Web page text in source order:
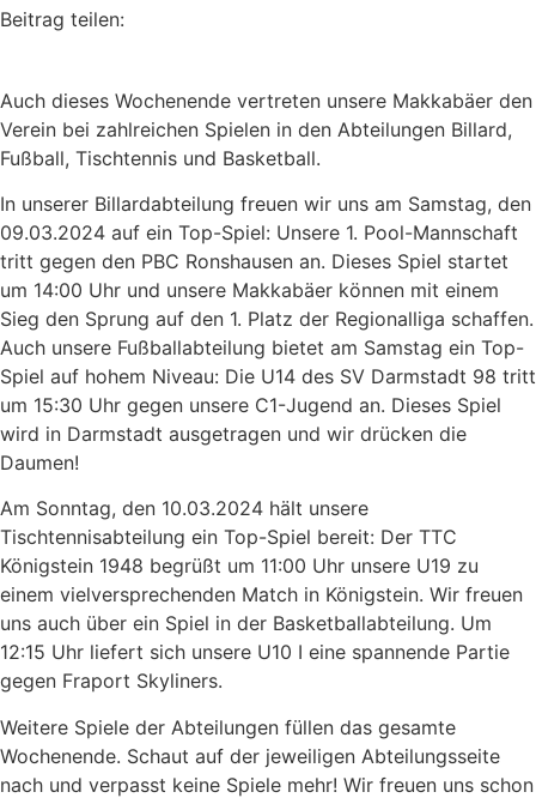
Beitrag teilen:
Auch dieses Wochenende vertreten unsere Makkabäer den
Verein bei zahlreichen Spielen in den Abteilungen Billard,
Fußball, Tischtennis und Basketball.
In unserer Billardabteilung freuen wir uns am Samstag, den
09.03.2024 auf ein Top-Spiel: Unsere 1. Pool-Mannschaft
tritt gegen den PBC Ronshausen an. Dieses Spiel startet
um 14:00 Uhr und unsere Makkabäer können mit einem
Sieg den Sprung auf den 1. Platz der Regionalliga schaffen.
Auch unsere Fußballabteilung bietet am Samstag ein Top-
Spiel auf hohem Niveau: Die U14 des SV Darmstadt 98 tritt
um 15:30 Uhr gegen unsere C1-Jugend an. Dieses Spiel
wird in Darmstadt ausgetragen und wir drücken die
Daumen!
Am Sonntag, den 10.03.2024 hält unsere
Tischtennisabteilung ein Top-Spiel bereit: Der TTC
Königstein 1948 begrüßt um 11:00 Uhr unsere U19 zu
einem vielversprechenden Match in Königstein. Wir freuen
uns auch über ein Spiel in der Basketballabteilung. Um
12:15 Uhr liefert sich unsere U10 I eine spannende Partie
gegen Fraport Skyliners.
Weitere Spiele der Abteilungen füllen das gesamte
Wochenende. Schaut auf der jeweiligen Abteilungsseite
nach und verpasst keine Spiele mehr! Wir freuen uns schon